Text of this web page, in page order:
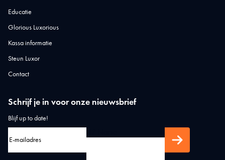
Educatie
Glorious Luxorious
Kassa informatie
Steun Luxor
Contact
Schrijf je in voor onze nieuwsbrief
Blijf up to date!